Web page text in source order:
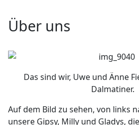
Über uns
Das sind wir, Uwe und Änne
Dalmatiner.
Auf dem Bild zu sehen, von links
unsere Gipsy, Milly und Gladys,